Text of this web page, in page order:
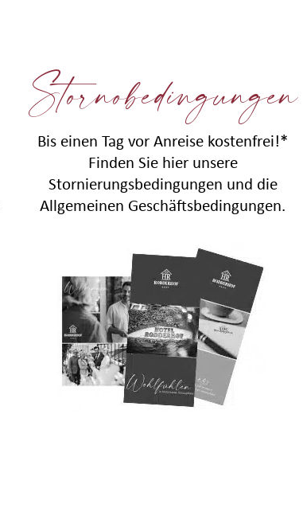
Stornobedingungen
Bis einen Tag vor Anreise kostenfrei!*
Finden Sie hier unsere
Stornierungsbedingungen und die
Allgemeinen Geschäftsbedingungen.